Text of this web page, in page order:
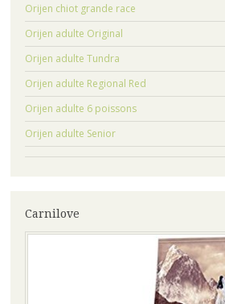
Orijen chiot grande race
Orijen adulte Original
Orijen adulte Tundra
Orijen adulte Regional Red
Orijen adulte 6 poissons
Orijen adulte Senior
Carnilove